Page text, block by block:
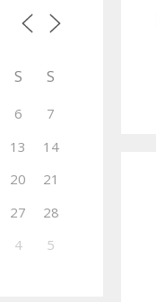
S S
6
7
13
14
20
21
27
28
4 5